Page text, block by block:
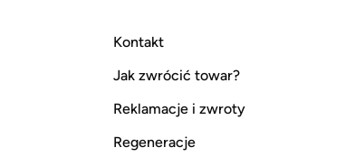
Kontakt
Jak zwrócić towar?
Reklamacje i zwroty
Regeneracje